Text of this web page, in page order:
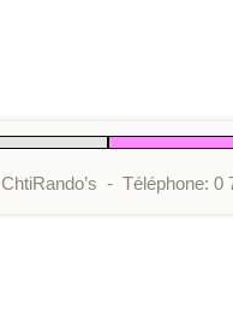
ChtiRando’s - Téléphone: